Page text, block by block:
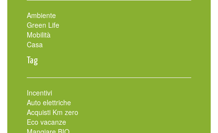
Ambiente
Green Life
Mobilità
Casa
Tag
Incentivi
Auto elettriche
Acquisti Km zero
Eco vacanze